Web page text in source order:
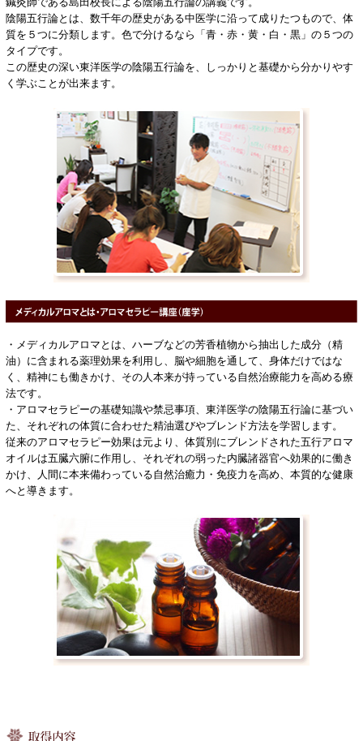
陰陽五行論とは、数千年の歴史がある中医学に沿って成りたつもので、体
質を５つに分類します。色で分けるなら「青・赤・黄・白・黒」の５つの
タイプです。
この歴史の深い東洋医学の陰陽五行論を、しっかりと基礎から分かりやす
く学ぶことが出来ます。
・メディカルアロマとは、ハーブなどの芳香植物から抽出した成分（精
油）に含まれる薬理効果を利用し、脳や細胞を通して、身体だけではな
く、精神にも働きかけ、その人本来が持っている自然治療能力を高める療
法です。
・アロマセラピーの基礎知識や禁忌事項、東洋医学の陰陽五行論に基づい
た、それぞれの体質に合わせた精油選びやブレンド方法を学習します。
従来のアロマセラピー効果は元より、体質別にブレンドされた五行アロマ
オイルは五臓六腑に作用し、それぞれの弱った内臓諸器官へ効果的に働き
かけ、人間に本来備わっている自然治癒力・免疫力を高め、本質的な健康
へと導きます。